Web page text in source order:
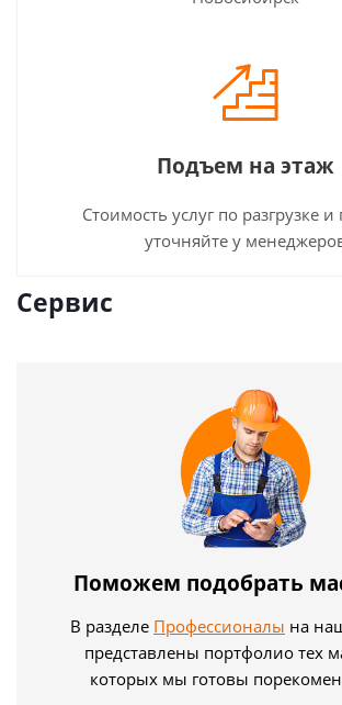
Подъем на этаж
Стоимость услуг по разгрузке
уточняйте у
Сервис
Поможем подобрать
В разделе Профессионалы на
представлены портфолио тех
которых мы готовы